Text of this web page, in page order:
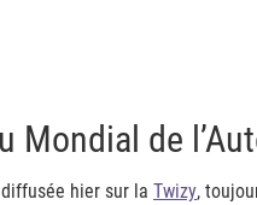
Mondial de
hier sur la Twizy,